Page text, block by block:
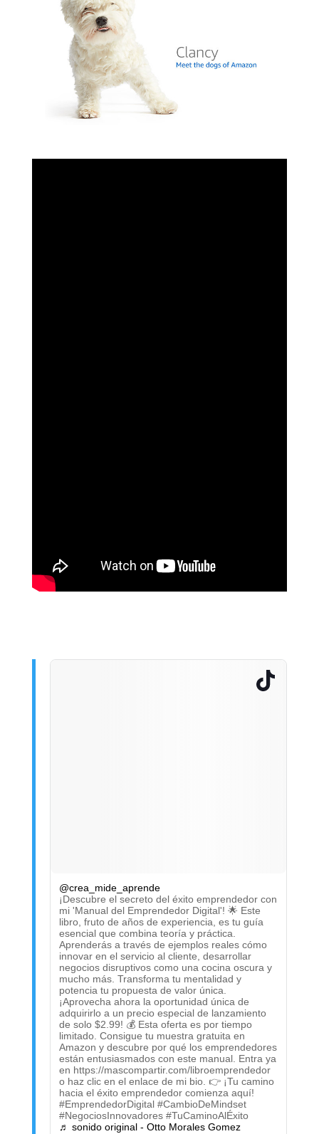
@crea_mide_aprende
¡Descubre el secreto del éxito emprendedor con
mi 'Manual del Emprendedor Digital'! 🌟 Este
libro, fruto de años de experiencia, es tu guía
esencial que combina teoría y práctica.
Aprenderás a través de ejemplos reales cómo
innovar en el servicio al cliente, desarrollar
negocios disruptivos como una cocina oscura y
mucho más. Transforma tu mentalidad y
potencia tu propuesta de valor única.
¡Aprovecha ahora la oportunidad única de
adquirirlo a un precio especial de lanzamiento
de solo $2.99! 💰 Esta oferta es por tiempo
limitado. Consigue tu muestra gratuita en
Amazon y descubre por qué los emprendedores
están entusiasmados con este manual. Entra ya
en https://mascompartir.com/libroemprendedor
o haz clic en el enlace de mi bio. 👉 ¡Tu camino
hacia el éxito emprendedor comienza aquí!
#EmprendedorDigital #CambioDeMindset
#NegociosInnovadores #TuCaminoAlÉxito
♬ sonido original - Otto Morales Gomez